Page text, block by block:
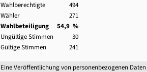
Wahlberechtigte
494
Wähler
271
Wahlbeteiligung
54,9 %
Ungültige Stimmen
30
Gültige Stimmen
241
Eine Veröffentlichung von personenbezogenen